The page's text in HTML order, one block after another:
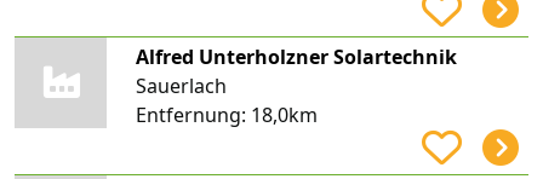
Alfred Unterholzner Solartechnik
Sauerlach
Entfernung: 18,0km